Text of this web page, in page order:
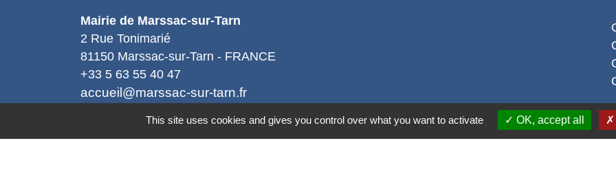
Mairie de Marssac-sur-Tarn
2 Rue Tonimarié
81150 Marssac-sur-Tarn - FRANCE
+33 5 63 55 40 47
accueil@marssac-sur-tarn.fr
Lien vers les HORAIRES et CONTACTS
This site uses cookies and gives you control over what you want to activate OK, accept all